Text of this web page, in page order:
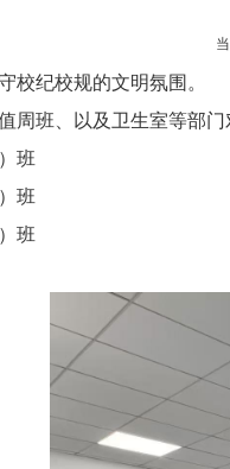
校纪校规的文明氛围。
周班、以及卫生室等部
）班
）班
）班